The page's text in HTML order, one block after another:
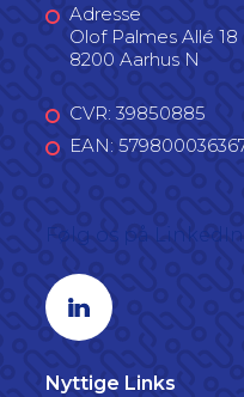
Adresse
Olof Palmes Allé 18
8200 Aarhus N
CVR: 39850885
EAN:
Linkedin profil
Nyttige Links